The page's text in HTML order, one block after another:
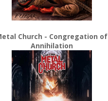
Church - Congregation of
Annihilation